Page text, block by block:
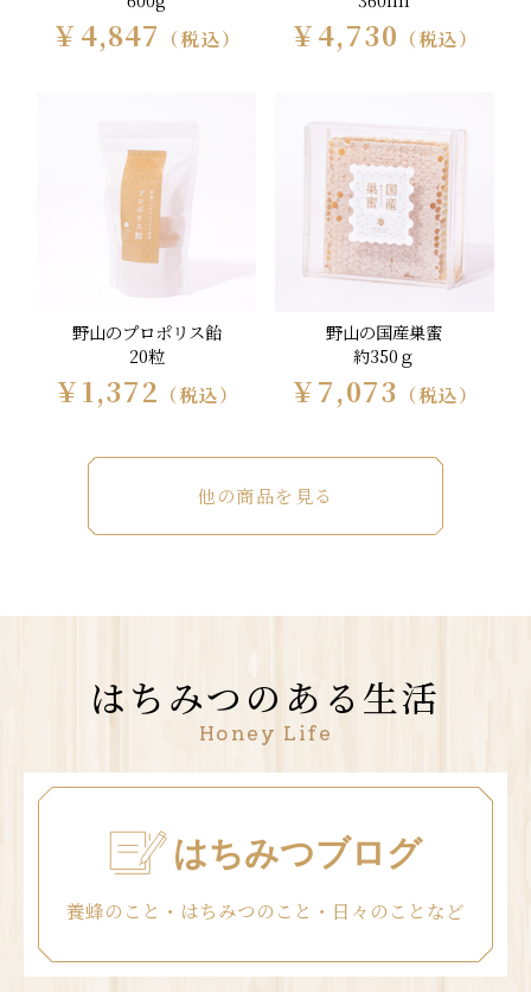
￥4,847 （税込） ￥4,730 （税込）
野山のプロポリス飴
20粒
￥1,372 （税込）
野山の国産巣蜜
約350ｇ
￥7,073 （税込）
他の商品を見る
はちみつのある生活
Honey Life
はちみつブログ
養蜂のこと・はちみつのこと・日々のことなど